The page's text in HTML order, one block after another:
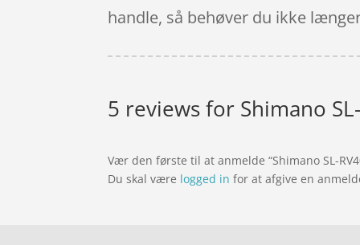
handle, så behøver du ikke
5 reviews for Shimano
Vær den første til at anmelde “Shimano SL-
Du skal være logged in for at afgive en